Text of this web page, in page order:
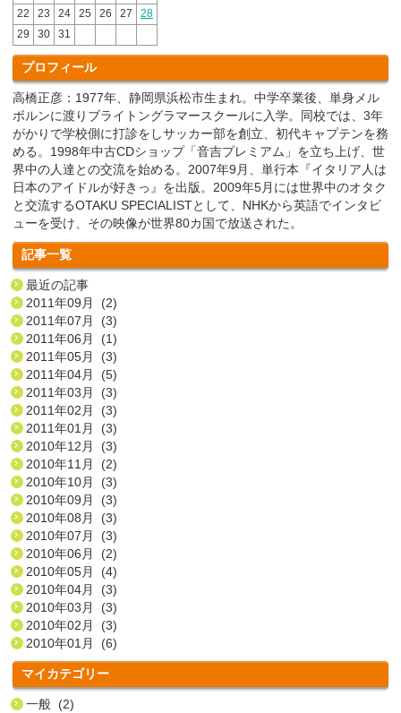
22
23 24 25 26 27
28
29
30 31
プロフィール
高橋正彦：1977年、静岡県浜松市生まれ。中学卒業後、単身メル
ボルンに渡りブライトングラマースクールに入学。同校では、3年
がかりで学校側に打診をしサッカー部を創立、初代キャプテンを務
める。1998年中古CDショップ「音吉プレミアム」を立ち上げ、世
界中の人達との交流を始める。2007年9月、単行本『イタリア人は
日本のアイドルが好きっ』を出版。2009年5月には世界中のオタク
と交流するOTAKU SPECIALISTとして、NHKから英語でインタビ
ューを受け、その映像が世界80カ国で放送された。
記事一覧
最近の記事
2011年09月 (2)
2011年07月 (3)
2011年06月 (1)
2011年05月 (3)
2011年04月 (5)
2011年03月 (3)
2011年02月 (3)
2011年01月 (3)
2010年12月 (3)
2010年11月 (2)
2010年10月 (3)
2010年09月 (3)
2010年08月 (3)
2010年07月 (3)
2010年06月 (2)
2010年05月 (4)
2010年04月 (3)
2010年03月 (3)
2010年02月 (3)
2010年01月 (6)
マイカテゴリー
一般 (2)